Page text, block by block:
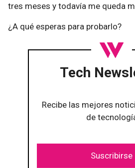
tres meses y todavía me queda
¿A qué esperas para probarlo?
Tech
Recibe las mejores
de
Suscribirse